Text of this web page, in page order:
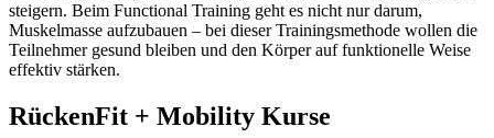
steigern. Beim Functional Training geht es nicht nur darum,
Muskelmasse aufzubauen – bei dieser Trainingsmethode wollen die
Teilnehmer gesund bleiben und den Körper auf funktionelle Weise
effektiv stärken.
RückenFit + Mobility Kurse